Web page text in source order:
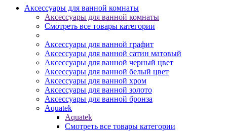
Аксессуары для ванной комнаты
Аксессуары для ванной комнаты
Смотреть все товары категории
Аксессуары для ванной графит
Аксессуары для ванной сатин матовый
Аксессуары для ванной черный цвет
Аксессуары для ванной белый цвет
Аксессуары для ванной хром
Аксессуары для ванной золото
Аксессуары для ванной бронза
Aquatek
Aquatek
Смотреть все товары категории